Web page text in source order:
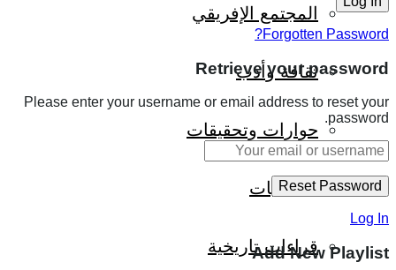
المجتمع الإفريقي
ثقافة وأدب
حوارات وتحقيقات
شخصيات
قراءات تاريخية
Forgotten Password?
Retrieve your password
Please enter your username or email address to reset your
password.
Log In
Add New Playlist